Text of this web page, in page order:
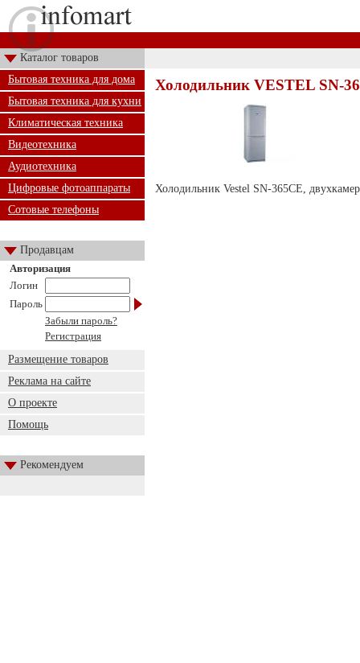
Каталог товаров
Бытовая техника для дома
Бытовая техника для кухни
Климатическая техника
Видеотехника
Аудиотехника
Цифровые фотоаппараты
Сотовые телефоны
Продавцам
Авторизация
Логин
Пароль
Забыли пароль?
Регистрация
Размещение товаров
Реклама на сайте
О проекте
Помощь
Рекомендуем
Холодильник VESTEL SN-
Холодильник Vestel SN-365CE,